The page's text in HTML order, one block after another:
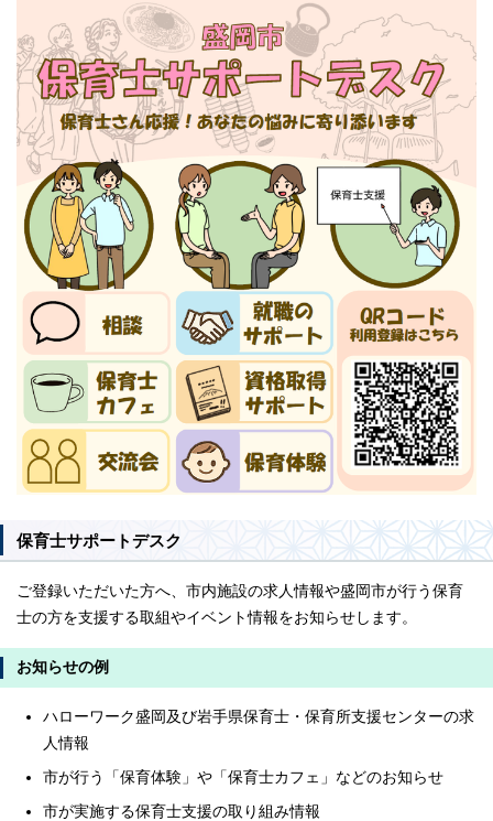
保育士サポートデスク
ご登録いただいた方へ、市内施設の求人情報や盛岡市が行う保育
士の方を支援する取組やイベント情報をお知らせします。
お知らせの例
ハローワーク盛岡及び岩手県保育士・保育所支援センターの求
人情報
市が行う「保育体験」や「保育士カフェ」などのお知らせ
市が実施する保育士支援の取り組み情報